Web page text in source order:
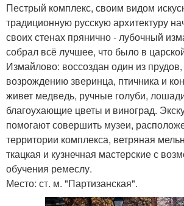
Пестрый комплекс, своим видом
традиционную русскую архитектуру
своих стенах прянично - лубочный
собрал всё лучшее, что было в
Измайлово: воссоздан один из
возрождению зверинца, птичника и
живет медведь, ручные голуби,
благоухающие цветы и виноград.
помогают совершить музеи,
территории комплекса, ветряная
ткацкая и кузнечная мастерские с
обучения ремеслу.
Место: ст. м. "Партизанская".